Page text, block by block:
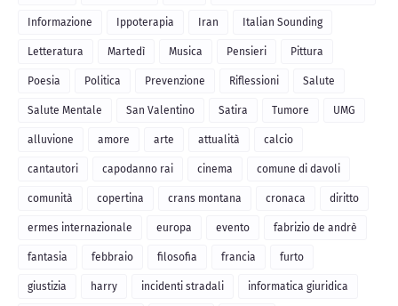
Informazione Ippoterapia Iran Italian Sounding
Letteratura Martedì Musica Pensieri Pittura
Poesia Politica Prevenzione Riflessioni Salute
Salute Mentale San Valentino Satira Tumore UMG
alluvione amore arte attualità calcio
cantautori capodanno rai cinema comune di davoli
comunità copertina crans montana cronaca diritto
ermes internazionale europa evento fabrizio de andrè
fantasia febbraio filosofia francia furto
giustizia harry incidenti stradali informatica giuridica